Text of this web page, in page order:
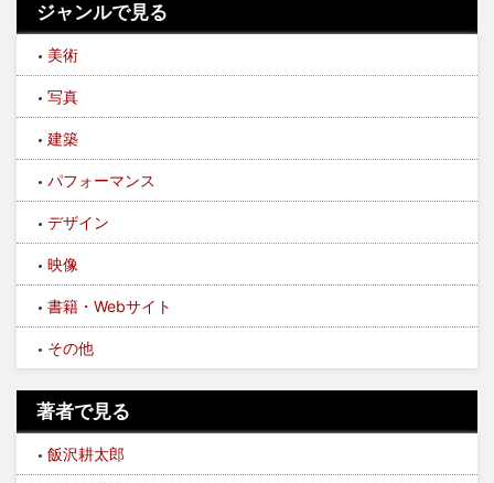
ジャンルで見る
美術
写真
建築
パフォーマンス
デザイン
映像
書籍・Webサイト
その他
著者で見る
飯沢耕太郎